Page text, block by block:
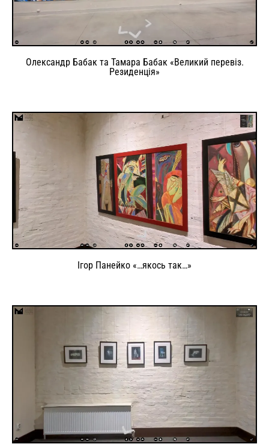
Олександр Бабак та Тамара Бабак «Великий перевіз.
Резиденція»
Ігор Панейко «…якось так…»